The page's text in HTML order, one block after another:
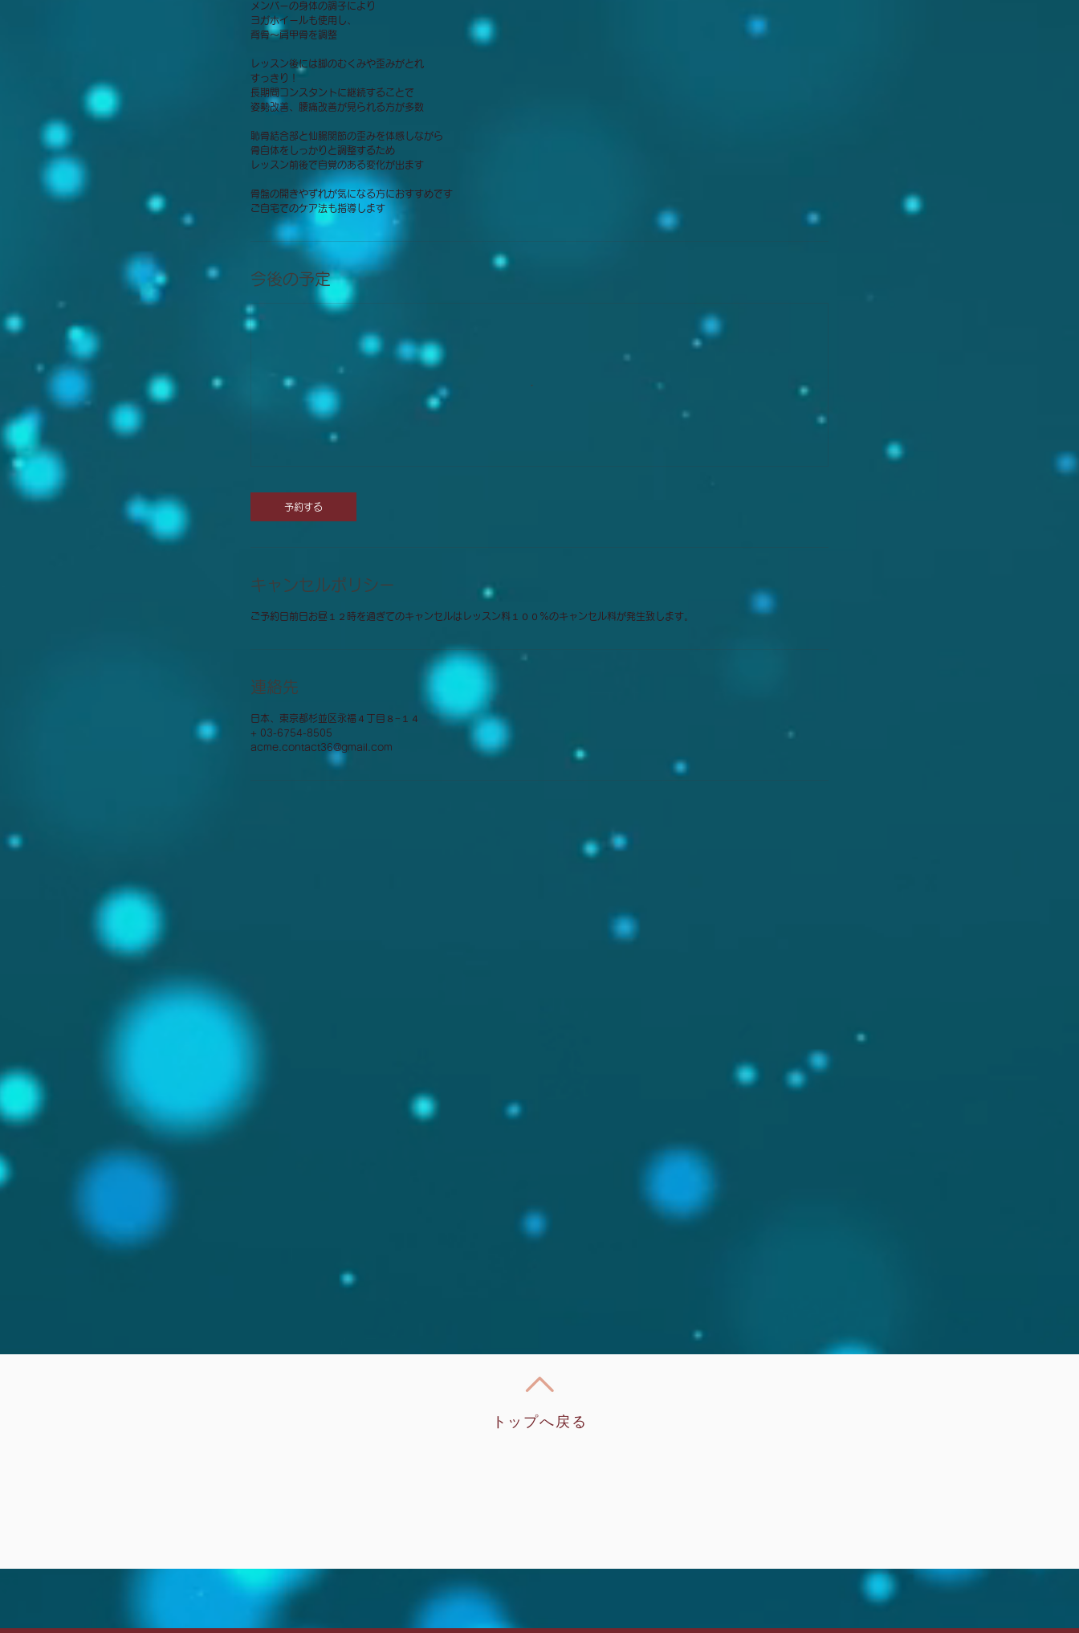
メンバーの身体の調子により
ヨガホイールも使用し、
背骨～肩甲骨を調整
レッスン後には脚のむくみや歪みがとれ
すっきり！
長期間コンスタントに継続することで
姿勢改善、腰痛改善が見られる方が多数
恥骨結合部と仙腸関節の歪みを体感しながら
骨自体をしっかりと調整するため
レッスン前後で自覚のある変化が出ます
骨盤の開きやずれが気になる方におすすめです
ご自宅でのケア法も指導します
今後の予定
予約する
キャンセルポリシー
ご予約日前日お昼１２時を過ぎてのキャンセルはレッスン料１００％のキャンセル料が発生致します。
連絡先
日本、東京都杉並区永福４丁目８−１４
+ 03-6754-8505
acme.contact36@gmail.com
トップへ戻る